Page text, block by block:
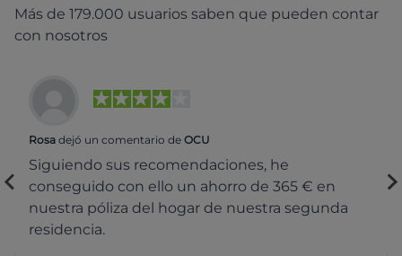
Más de 179.000 usuarios saben que pueden contar
con nosotros
Rosa dejó un comentario de OCU
Siguiendo sus recomendaciones, he
conseguido con ello un ahorro de 365 € en
nuestra póliza del hogar de nuestra segunda
residencia.